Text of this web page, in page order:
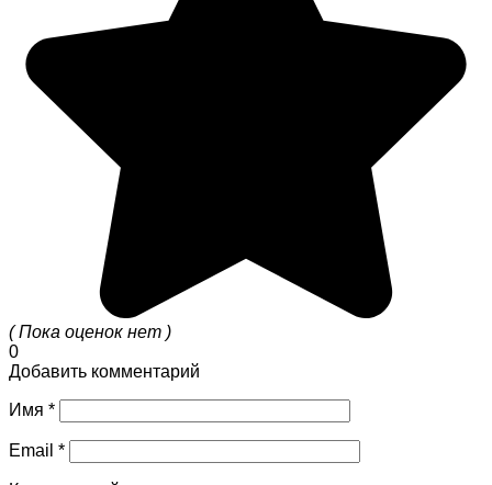
( Пока оценок нет )
0
Добавить комментарий
Имя *
Email *